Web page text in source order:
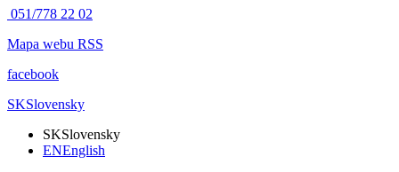
051/778 22 02
Mapa webu RSS
facebook
SKSlovensky
SKSlovensky
ENEnglish